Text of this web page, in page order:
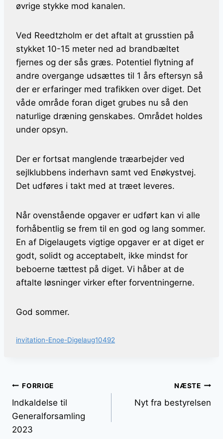
øvrige stykke mod kanalen.
Ved Reedtzholm er det aftalt at grusstien på
stykket 10-15 meter ned ad brandbæltet
fjernes og der sås græs. Potentiel flytning af
andre overgange udsættes til 1 års eftersyn så
der er erfaringer med trafikken over diget. Det
våde område foran diget grubes nu så den
naturlige dræning genskabes. Området holdes
under opsyn.
Der er fortsat manglende træarbejder ved
sejlklubbens inderhavn samt ved Enøkystvej.
Det udføres i takt med at træet leveres.
Når ovenstående opgaver er udført kan vi alle
forhåbentlig se frem til en god og lang sommer.
En af Digelaugets vigtige opgaver er at diget er
godt, solidt og acceptabelt, ikke mindst for
beboerne tættest på diget. Vi håber at de
aftalte løsninger virker efter forventningerne.
God sommer.
invitation-Enoe-Digelaug10492
Indlægsnavigation
FORRIGE
Indkaldelse til
Generalforsamling
2023
NÆSTE
Nyt fra bestyrelsen